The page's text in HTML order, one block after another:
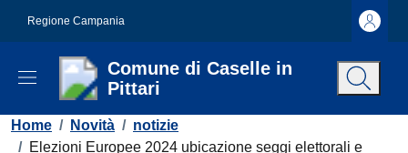
Regione Campania
Comune di Caselle in
Pittari
Contenuti in evidenza
Home / Novità / notizie
/ Elezioni Europee 2024 ubicazione seggi elettorali e